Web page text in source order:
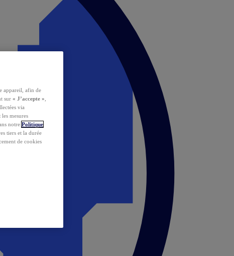
appareil, afin de
sur « J’accepte »
via
mesures
notre Politique
tiers et la durée
de cookies